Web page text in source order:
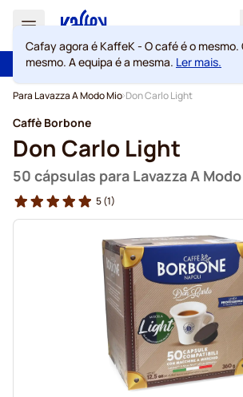
Ir para o Conteúdo
Portes grátis acima de 49 €
100 dias de direito de
Com a confiança de mais de 2 000
Cafay agora é KaffeK - O café é o mesmo.
mesmo. A equipa é a mesma. Ler mais.
Para Lavazza A Modo Mio Don Carlo Light
Caffè Borbone
Don Carlo Light
50 cápsulas para Lavazza A
5(1)